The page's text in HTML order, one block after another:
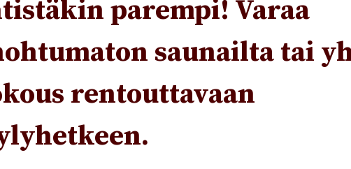
parempi! Varaa
saunailta tai
rentouttavaan